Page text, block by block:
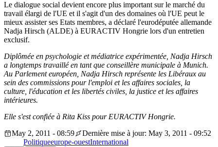
Le dialogue social devient encore plus important sur le marché du
travail élargi de l'UE et il s'agit d'un des domaines où l'UE peut le
mieux assister ses Etats membres, a déclaré l'eurodéputée allemande
Nadja Hirsch (ALDE) à EURACTIV Hongrie lors d'un entretien
exclusif.
Diplômée en psychologie et médiatrice expérimentée, Nadja Hirsch
a longtemps travaillé en tant que conseillère municipale à Munich.
Au Parlement européen, Nadja Hirsch représente les Libéraux au
sein des commissions pour l'emploi et les affaires sociales, la
culture, l'éducation et les libertés civiles, la justice et les affaires
intérieures.
Elle s'est confiée à Rita Kiss pour EURACTIV Hongrie.
May 2, 2011 - 08:59
Dernière mise à jour: May 3, 2011 - 09:52
Politiqueeurope-ouestInternational